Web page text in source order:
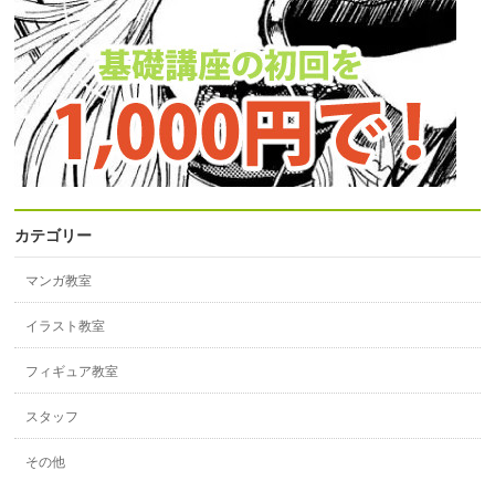
カテゴリー
マンガ教室
イラスト教室
フィギュア教室
スタッフ
その他